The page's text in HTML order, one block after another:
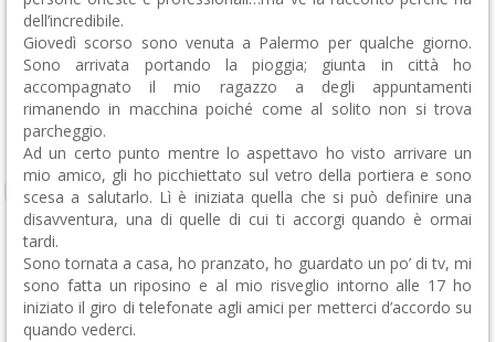
dell’incredibile.
Giovedì scorso sono venuta a Palermo per qualche giorno.
Sono arrivata portando la pioggia; giunta in città ho
accompagnato il mio ragazzo a degli appuntamenti
rimanendo in macchina poiché come al solito non si trova
parcheggio.
Ad un certo punto mentre lo aspettavo ho visto arrivare un
mio amico, gli ho picchiettato sul vetro della portiera e sono
scesa a salutarlo. Lì è iniziata quella che si può definire una
disavventura, una di quelle di cui ti accorgi quando è ormai
tardi.
Sono tornata a casa, ho pranzato, ho guardato un po’ di tv, mi
sono fatta un riposino e al mio risveglio intorno alle 17 ho
iniziato il giro di telefonate agli amici per metterci d’accordo su
quando vederci.